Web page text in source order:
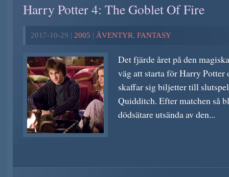
Harry Potter 4: The Goblet Of Fire
2017-10-29 | 2005 | ÄVENTYR, FANTASY
Det fjärde året på den
väg att starta för Harry Potter
skaffar sig biljetter till
Quidditch. Efter matchen så
dödsätare utsända av den...